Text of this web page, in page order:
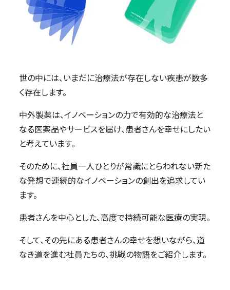
世の中には、いまだに治療法が存在しない疾患が数多
く存在します。
中外製薬は、イノベーションの力で有効的な治療法と
なる医薬品やサービスを届け、患者さんを幸せにしたい
と考えています。
そのために、社員一人ひとりが常識にとらわれない新た
な発想で連続的なイノベーションの創出を追求してい
ます。
患者さんを中心とした、高度で持続可能な医療の実現。
そして、その先にある患者さんの幸せを想いながら、道
なき道を進む社員たちの、挑戦の物語をご紹介します。